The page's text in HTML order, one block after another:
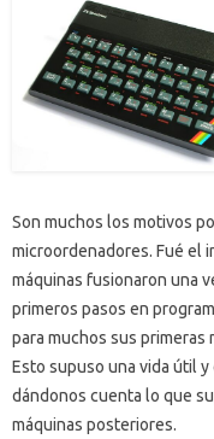
Son muchos los motivos
microordenadores. Fué el
máquinas fusionaron una
primeros pasos en
para muchos sus primeras
Esto supuso una vida útil
dándonos cuenta lo que
máquinas posteriores.